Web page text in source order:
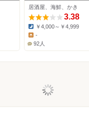
居酒屋、海鮮、かき
3.38
Dinner:
￥4,000～￥4,999
Lunch:
-
92人